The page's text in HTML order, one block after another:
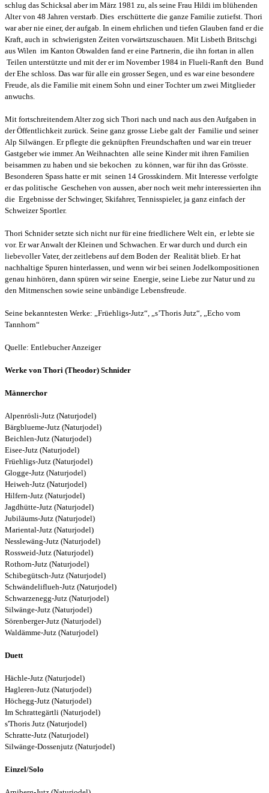
schlug das Schicksal aber im März 1981 zu, als seine Frau Hildi im blühenden
Alter von 48 Jahren verstarb. Dies erschütterte die ganze Familie zutiefst. Thori
war aber nie einer, der aufgab. In einem ehrlichen und tiefen Glauben fand er die
Kraft, auch in schwierigsten Zeiten vorwärtszuschauen. Mit Lisbeth Britschgi
aus Wilen im Kanton Obwalden fand er eine Partnerin, die ihn fortan in allen
Teilen unterstützte und mit der er im November 1984 in Flueli-Ranft den Bund
der Ehe schloss. Das war für alle ein grosser Segen, und es war eine besondere
Freude, als die Familie mit einem Sohn und einer Tochter um zwei Mitglieder
anwuchs.
Mit fortschreitendem Alter zog sich Thori nach und nach aus den Aufgaben in
der Öffentlichkeit zurück. Seine ganz grosse Liebe galt der Familie und seiner
Alp Silwängen. Er pflegte die geknüpften Freundschaften und war ein treuer
Gastgeber wie immer. An Weihnachten alle seine Kinder mit ihren Familien
beisammen zu haben und sie bekochen zu können, war für ihn das Grösste.
Besonderen Spass hatte er mit seinen 14 Grosskindern. Mit Interesse verfolgte
er das politische Geschehen von aussen, aber noch weit mehr interessierten ihn
die Ergebnisse der Schwinger, Skifahrer, Tennisspieler, ja ganz einfach der
Schweizer Sportler.
Thori Schnider setzte sich nicht nur für eine friedlichere Welt ein, er lebte sie
vor. Er war Anwalt der Kleinen und Schwachen. Er war durch und durch ein
liebevoller Vater, der zeitlebens auf dem Boden der Realität blieb. Er hat
nachhaltige Spuren hinterlassen, und wenn wir bei seinen Jodelkompositionen
genau hinhören, dann spüren wir seine Energie, seine Liebe zur Natur und zu
den Mitmenschen sowie seine unbändige Lebensfreude.
Seine bekanntesten Werke: „Früehligs-Jutz“, „s’Thoris Jutz“, „Echo vom
Tannhorn“
Quelle: Entlebucher Anzeiger
Werke von Thori (Theodor) Schnider
Männerchor
Alpenrösli-Jutz (Naturjodel)
Bärgblueme-Jutz (Naturjodel)
Beichlen-Jutz (Naturjodel)
Eisee-Jutz (Naturjodel)
Früehligs-Jutz (Naturjodel)
Glogge-Jutz (Naturjodel)
Heiweh-Jutz (Naturjodel)
Hilfern-Jutz (Naturjodel)
Jagdhütte-Jutz (Naturjodel)
Jubiläums-Jutz (Naturjodel)
Mariental-Jutz (Naturjodel)
Nesslewäng-Jutz (Naturjodel)
Rossweid-Jutz (Naturjodel)
Rothorn-Jutz (Naturjodel)
Schibegütsch-Jutz (Naturjodel)
Schwändeliflueh-Jutz (Naturjodel)
Schwarzenegg-Jutz (Naturjodel)
Silwänge-Jutz (Naturjodel)
Sörenberger-Jutz (Naturjodel)
Waldämme-Jutz (Naturjodel)
Duett
Hächle-Jutz (Naturjodel)
Hagleren-Jutz (Naturjodel)
Höchegg-Jutz (Naturjodel)
Im Schrattegärtli (Naturjodel)
s'Thoris Jutz (Naturjodel)
Schratte-Jutz (Naturjodel)
Silwänge-Dossenjutz (Naturjodel)
Einzel/Solo